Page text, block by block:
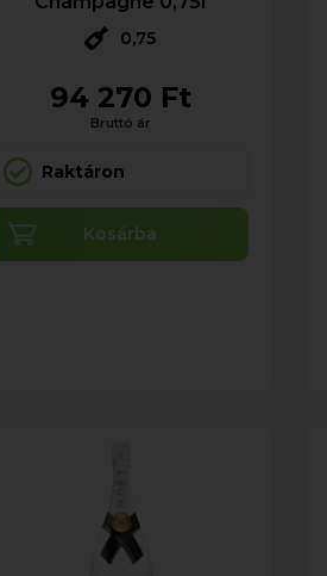
0,75
94 270 Ft
Bruttó ár
Raktáron
Kosárba